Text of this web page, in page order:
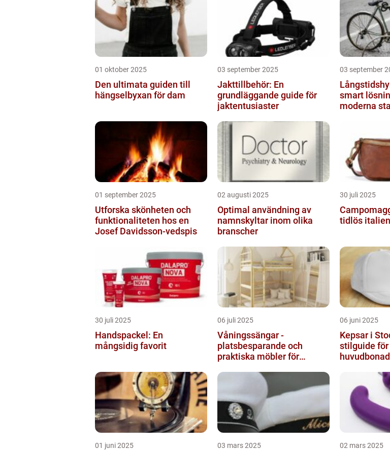
01 oktober 2025
Den ultimata guiden till
hängselbyxan för dam
03 september 2025
Jakttillbehör: En
grundläggande guide för
jaktentusiaster
03 september
smart
moderna
01 september 2025
Utforska skönheten och
funktionaliteten hos en
Josef Davidsson-vedspis
02 augusti 2025
Optimal användning av
namnskyltar inom olika
branscher
30 juli 2025
tidlös
30 juli 2025
Handspackel: En
mångsidig favorit
06 juli 2025
Våningssängar -
platsbesparande och
praktiska möbler för
06 juni 2025
Kepsar i
stilguide
01 juni 2025 03 mars 2025 02 mars 2025